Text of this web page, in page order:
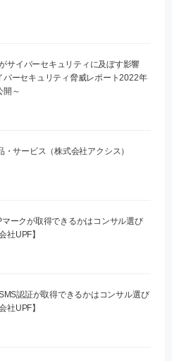
サイバーセキュリティに及ぼす影響
バーセキュリティ脅威レポート2022年
開～
・サービス（株式会社アクシス）
ークが取得できるかはコンサル選び
社UPF】
認証が取得できるかはコンサル選び
社UPF】